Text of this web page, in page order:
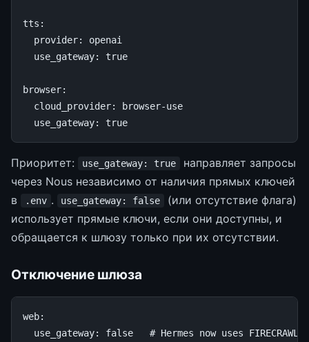
tts :
provider:
openai
use_gateway: true
browser:
cloud_provider:
browser-use
use_gateway: true
Приоритет: use_gateway: true
направляет запросы
через Nous независимо от наличия прямых ключей
в
.env . use_gateway: false
(или отсутствие флага)
использует прямые ключи, если они доступны, и
обращается к шлюзу только при их отсутствии.
Отключение шлюза
web:
use_gateway: false # Hermes now uses